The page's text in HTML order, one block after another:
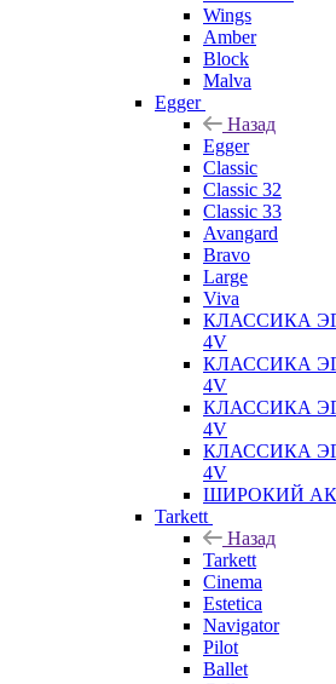
Wings
Amber
Block
Malva
Egger
Назад
Egger
Classic
Classic 32
Classic 33
Avangard
Bravo
Large
Viva
КЛАССИКА
4V
КЛАССИКА
4V
КЛАССИКА
4V
КЛАССИКА
4V
ШИРОКИЙ
Tarkett
Назад
Tarkett
Cinema
Estetica
Navigator
Pilot
Ballet